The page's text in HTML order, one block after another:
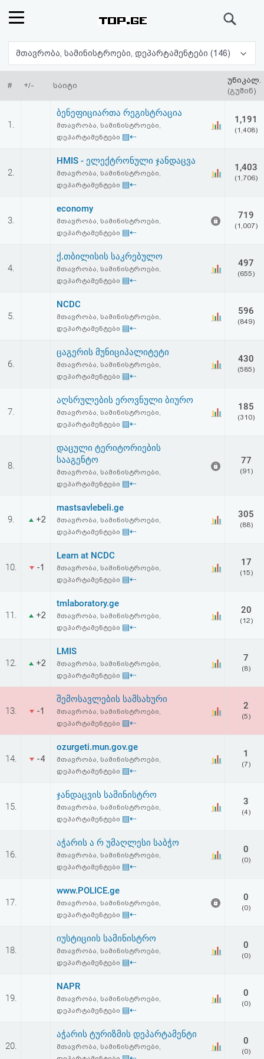
რეიტინგი
(მთავარი)
ფოსტა
ავტორიზაცია
რეგისტრაცია
პაროლის
აღდგენა
სალიცენზიო
შეთანხმება
პასუხისმგებლობის
უარყოფა
მთავრობა, სამინისტროები, დეპარტამენტები (146)
# +/- საიტი
უნიკალ.
(გუშინ)
1.
ბენეფიციართა რეგისტრაცია
მთავრობა, სამინისტროები,
დეპარტამენტები ▤⇠
1,191
(1,408)
2.
HMIS - ელექტრონული ჯანდაცვა
მთავრობა, სამინისტროები,
დეპარტამენტები ▤⇠
1,403
(1,706)
3.
economy
მთავრობა, სამინისტროები,
დეპარტამენტები ▤⇠
719
(1,007)
4.
ქ.თბილისის საკრებულო
მთავრობა, სამინისტროები,
დეპარტამენტები ▤⇠
497
(655)
5.
NCDC
მთავრობა, სამინისტროები,
დეპარტამენტები ▤⇠
596
(849)
6.
ცაგერის მუნიციპალიტეტი
მთავრობა, სამინისტროები,
დეპარტამენტები ▤⇠
430
(585)
7.
აღსრულების ეროვნული ბიურო
მთავრობა, სამინისტროები,
დეპარტამენტები ▤⇠
185
(310)
8.
დაცული ტერიტორიების
სააგენტო
მთავრობა, სამინისტროები,
დეპარტამენტები ▤⇠
77
(91)
9. +2
mastsavlebeli.ge
მთავრობა, სამინისტროები,
დეპარტამენტები ▤⇠
305
(88)
10. -1
Learn at NCDC
მთავრობა, სამინისტროები,
დეპარტამენტები ▤⇠
17
(15)
11. +2
tmlaboratory.ge
მთავრობა, სამინისტროები,
დეპარტამენტები ▤⇠
20
(12)
12. +2
LMIS
მთავრობა, სამინისტროები,
დეპარტამენტები ▤⇠
7
(8)
13. -1
შემოსავლების სამსახური
მთავრობა, სამინისტროები,
დეპარტამენტები ▤⇠
2
(5)
14. -4
ozurgeti.mun.gov.ge
მთავრობა, სამინისტროები,
დეპარტამენტები ▤⇠
1
(7)
15.
ჯანდაცვის სამინისტრო
მთავრობა, სამინისტროები,
დეპარტამენტები ▤⇠
3
(4)
16.
აჭარის ა რ უმაღლესი საბჭო
მთავრობა, სამინისტროები,
დეპარტამენტები ▤⇠
0
(0)
17.
www.POLICE.ge
მთავრობა, სამინისტროები,
დეპარტამენტები ▤⇠
0
(0)
18.
იუსტიციის სამინისტრო
მთავრობა, სამინისტროები,
დეპარტამენტები ▤⇠
0
(0)
19.
NAPR
მთავრობა, სამინისტროები,
დეპარტამენტები ▤⇠
0
(0)
20.
აჭარის ტურიზმის დეპარტამენტი
მთავრობა, სამინისტროები,
0
(0)